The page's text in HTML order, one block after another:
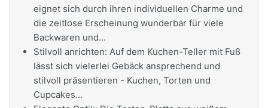
eignet sich durch ihren individuellen Charme und
die zeitlose Erscheinung wunderbar für viele
Backwaren und...
Stilvoll anrichten: Auf dem Kuchen-Teller mit Fuß
lässt sich vielerlei Gebäck ansprechend und
stilvoll präsentieren - Kuchen, Torten und
Cupcakes...